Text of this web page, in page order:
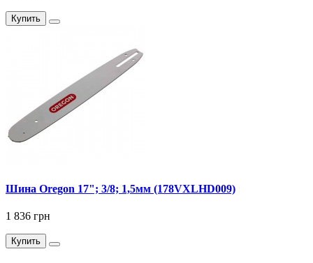
Купить
Шина Oregon 17"; 3/8; 1,5мм (178VXLHD009)
1 836 грн
Купить